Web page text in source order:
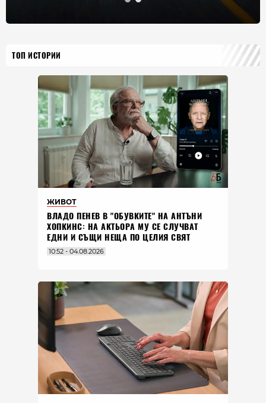
ТОП ИСТОРИИ
ЖИВОТ
ВЛАДO ПЕНЕВ В "ОБУВКИТЕ" НА АНТЪНИ
ХОПКИНС: НА АКТЬОРА МУ СЕ СЛУЧВАТ
ЕДНИ И СЪЩИ НЕЩА ПО ЦЕЛИЯ СВЯТ
10:52 - 04.08.2026